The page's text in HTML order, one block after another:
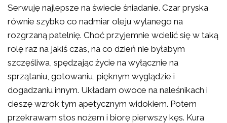
Serwuję najlepsze na świecie śniadanie. Czar pryska
równie szybko co nadmiar oleju wylanego na
rozgrzaną patelnię. Choć przyjemnie wcielić się w taką
rolę raz na jakiś czas, na co dzień nie byłabym
szczęśliwa, spędzając życie na wyłącznie na
sprzątaniu, gotowaniu, pięknym wyglądzie i
dogadzaniu innym. Układam owoce na naleśnikach i
cieszę wzrok tym apetycznym widokiem. Potem
przekrawam stos nożem i biorę pierwszy kęs. Kura